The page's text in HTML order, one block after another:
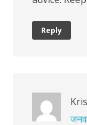
Reply